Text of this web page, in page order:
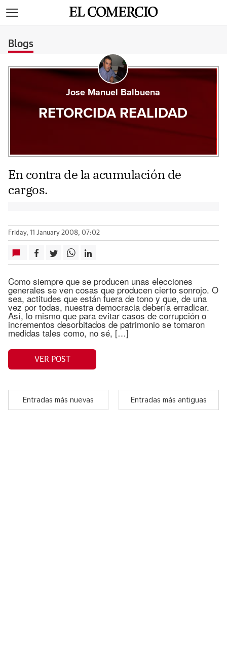
Blogs
Jose Manuel Balbuena
RETORCIDA REALIDAD
En contra de la acumulación de
cargos.
Friday, 11 January 2008, 07:02
Como siempre que se producen unas elecciones
generales se ven cosas que producen cierto sonrojo. O
sea, actitudes que están fuera de tono y que, de una
vez por todas, nuestra democracia debería erradicar.
Así, lo mismo que para evitar casos de corrupción o
incrementos desorbitados de patrimonio se tomaron
medidas tales como, no sé, […]
VER POST
Entradas más nuevas Entradas más antiguas